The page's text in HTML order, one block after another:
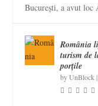
București, a avut loc
România
turism de
porțile
byUnBlock